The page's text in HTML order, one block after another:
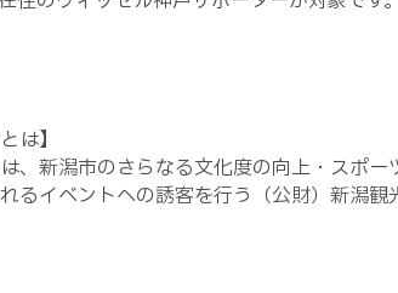
は】
、新潟市のさらなる文化度の向上・スポ
るイベントへの誘客を行う（公財）新潟観